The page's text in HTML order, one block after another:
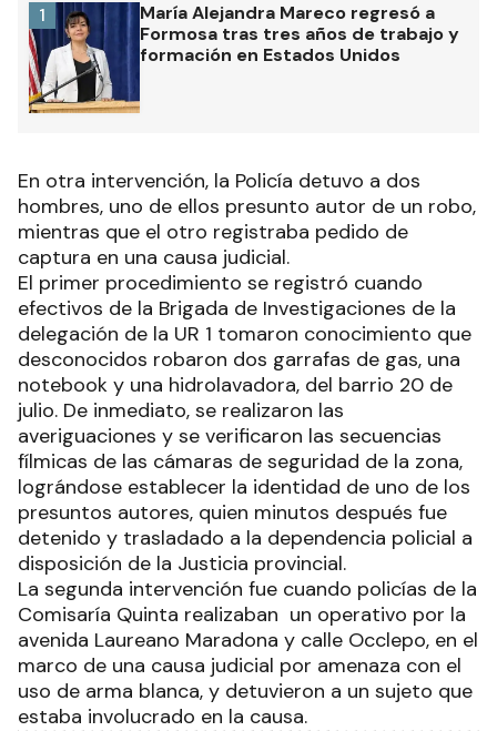
María Alejandra Mareco regresó a
Formosa tras tres años de trabajo y
formación en Estados Unidos
1
En otra intervención, la Policía detuvo a dos
hombres, uno de ellos presunto autor de un robo,
mientras que el otro registraba pedido de
captura en una causa judicial.
El primer procedimiento se registró cuando
efectivos de la Brigada de Investigaciones de la
delegación de la UR 1 tomaron conocimiento que
desconocidos robaron dos garrafas de gas, una
notebook y una hidrolavadora, del barrio 20 de
julio. De inmediato, se realizaron las
averiguaciones y se verificaron las secuencias
fílmicas de las cámaras de seguridad de la zona,
lográndose establecer la identidad de uno de los
presuntos autores, quien minutos después fue
detenido y trasladado a la dependencia policial a
disposición de la Justicia provincial.
La segunda intervención fue cuando policías de la
Comisaría Quinta realizaban un operativo por la
avenida Laureano Maradona y calle Occlepo, en el
marco de una causa judicial por amenaza con el
uso de arma blanca, y detuvieron a un sujeto que
estaba involucrado en la causa.